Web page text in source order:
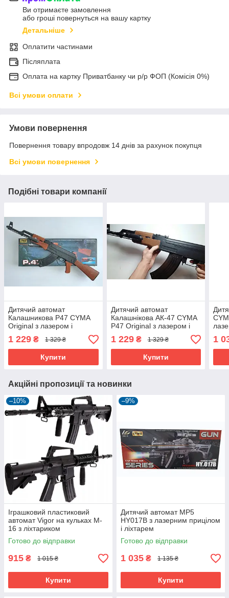
Ви отримаєте замовлення
або гроші повернуться на вашу картку
Детальніше
Оплатити частинами
Післяплата
Оплата на картку Приватбанку чи р/р ФОП (Комісія 0%)
Всі умови оплати
Умови повернення
Повернення товару впродовж 14 днів за рахунок покупця
Всі умови повернення
Подібні товари компанії
Дитячий автомат
Калашникова Р47 CYMA
Original з лазером і
ліхтариком, АК-47 на
пластикових кульках
1 229 ₴ 1 329 ₴
Купити
Дитячий автомат
Калашнікова АК-47 CYMA
P47 Original з лазером і
ліхтариком на
пластикових кульках
1 229₴ 1 329 ₴
Купити
1
Акційні пропозиції та новинки
–10%
Іграшковий пластиковий
автомат Vigor на кульках M-
16 з ліхтариком
Готово до відправки
915 ₴ 1 015 ₴
Купити
–9%
Дитячий автомат MP5
HY017B з лазерним прицілом
і ліхтарем
Готово до відправки
1 035 ₴ 1 135 ₴
Купити